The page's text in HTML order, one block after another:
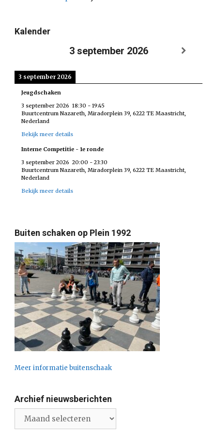
Kalender
3 september 2026
3 september 2026
Jeugdschaken
3 september 2026 18:30 - 19:45
Buurtcentrum Nazareth, Miradorplein 39, 6222 TE Maastricht,
Nederland
Bekijk meer details
Interne Competitie - 1e ronde
3 september 2026 20:00 - 23:30
Buurtcentrum Nazareth, Miradorplein 39, 6222 TE Maastricht,
Nederland
Bekijk meer details
Buiten schaken op Plein 1992
Meer informatie buitenschaak
Archief nieuwsberichten
nieuwsberichten